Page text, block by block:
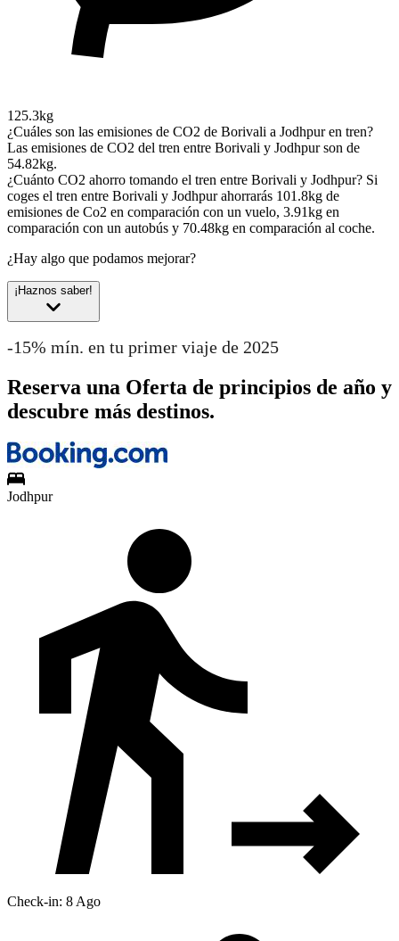
125.3kg
¿Cuáles son las emisiones de CO2 de Borivali a Jodhpur en tren?
Las emisiones de CO2 del tren entre Borivali y Jodhpur son de
54.82kg.
¿Cuánto CO2 ahorro tomando el tren entre Borivali y Jodhpur? Si
coges el tren entre Borivali y Jodhpur ahorrarás 101.8kg de
emisiones de Co2 en comparación con un vuelo, 3.91kg en
comparación con un autobús y 70.48kg en comparación al coche.
¿Hay algo que podamos mejorar?
¡Haznos saber!
-15% mín. en tu primer viaje de 2025
Reserva una Oferta de principios de año y
descubre más destinos.
Jodhpur
Check-in: 8 Ago